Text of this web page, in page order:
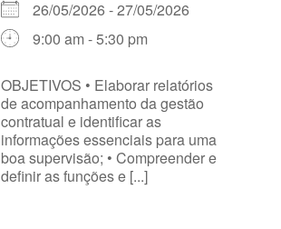
26/05/2026 - 27/05/2026
9:00 am - 5:30 pm
OBJETIVOS • Elaborar relatórios
de acompanhamento da gestão
contratual e identificar as
informações essenciais para uma
boa supervisão; • Compreender e
definir as funções e [...]